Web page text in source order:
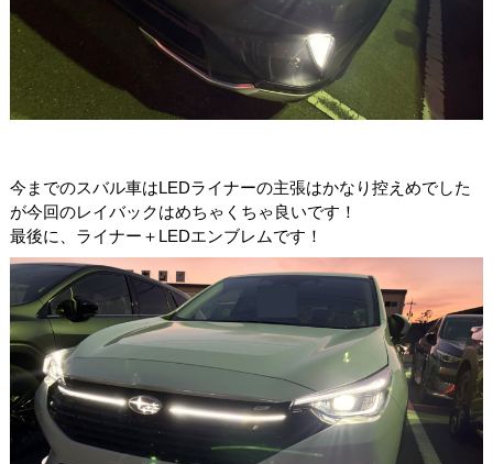
今までのスバル車はLEDライナーの主張はかなり控えめでした
が今回のレイバックはめちゃくちゃ良いです！
最後に、ライナー＋LEDエンブレムです！